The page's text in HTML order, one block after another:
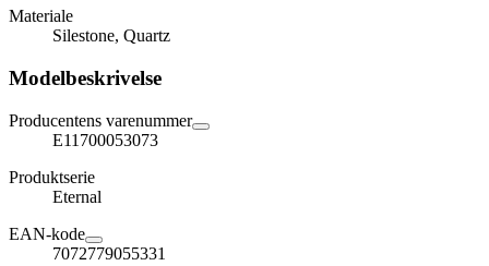
Materiale
Silestone, Quartz
Modelbeskrivelse
Producentens varenummer
E11700053073
Produktserie
Eternal
EAN-kode
7072779055331